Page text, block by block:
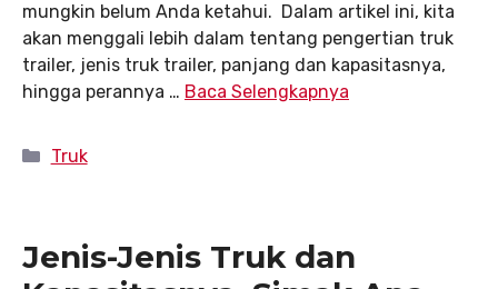
mungkin belum Anda ketahui. Dalam artikel ini, kita
akan menggali lebih dalam tentang pengertian truk
trailer, jenis truk trailer, panjang dan kapasitasnya,
hingga perannya … Baca Selengkapnya
Kategori
Truk
Jenis-Jenis Truk dan